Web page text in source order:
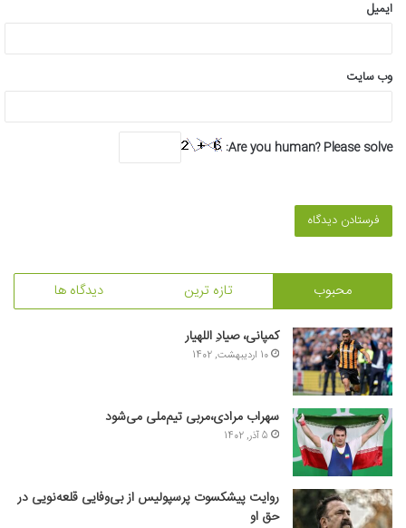
ایمیل
وب‌ سایت
Are you human? Please solve:
محبوب تازه ترین دیدگاه ها
کمپانی، صیادِ اللهیار
10 اردیبهشت, 1402
سهراب مرادی،مربی تیم‌ملی می‌شود
5 آذر, 1402
روایت پیشکسوت پرسپولیس از بی‌وفایی قلعه‌نویی در
حق او